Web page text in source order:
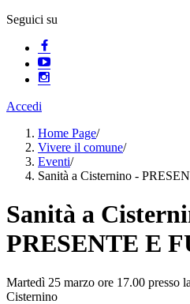
Seguici su
Accedi
Home Page/
Vivere il comune/
Eventi/
Sanità a Cisternino -
Sanità a
PRESENTE E
Martedì 25 marzo ore 17.00 presso
Cisternino